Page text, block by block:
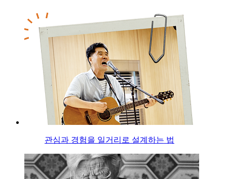
관심과 경험을 일거리로 설계하는 법